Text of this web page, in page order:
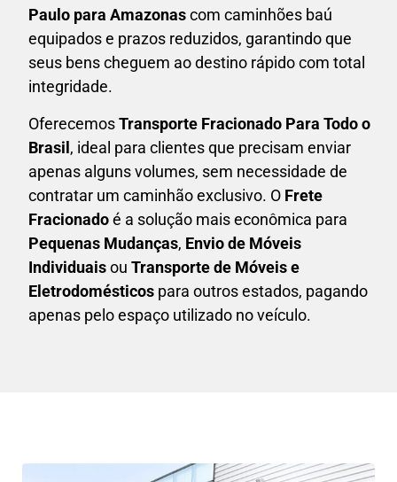
Paulo para Amazonascom caminhões baú
equipados e prazos reduzidos, garantindo que
seus bens cheguem ao destino rápido com total
integridade.
OferecemosTransporte Fracionado Para Todo o
Brasil, ideal para clientes que precisam enviar
apenas alguns volumes, sem necessidade de
contratar um caminhão exclusivo. O Frete
Fracionadoé a solução mais econômica para
Pequenas Mudanças, Envio de Móveis
Individuaisou Transporte de Móveis e
Eletrodomésticos para outros estados, pagando
apenas pelo espaço utilizado no veículo.